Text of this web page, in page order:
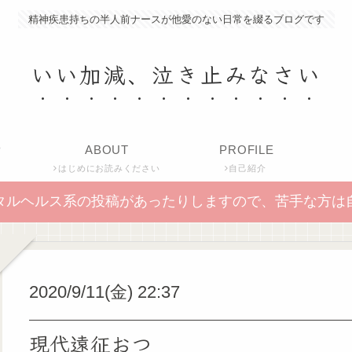
精神疾患持ちの半人前ナースが他愛のない日常を綴るブログです
いい加減、泣き止みなさい
ABOUT
はじめにお読みください
PROFILE
自己紹介
ルヘルス系の投稿があったりしますので、苦手な方は
2020/9/11(金) 22:37
現代遠征おつ